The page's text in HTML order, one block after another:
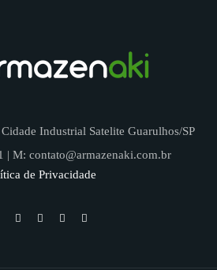
Industrial Satelite Guarulhos/SP
| M: contato@armazenaki.com.br
de Privacidade